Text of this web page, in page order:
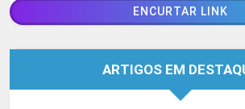
ARTIGOS EM